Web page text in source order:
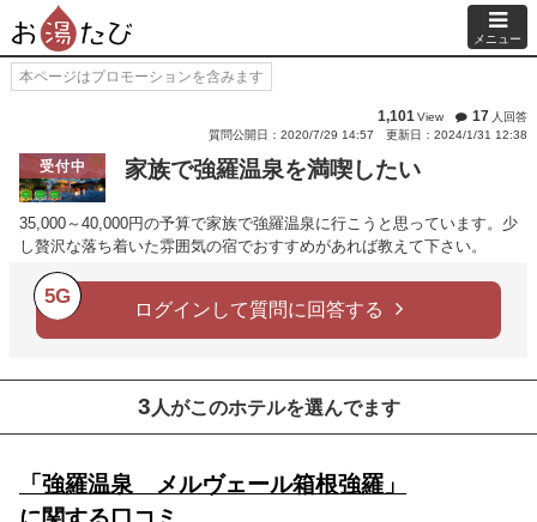
メニュー
本ページはプロモーションを含みます
1,101View 17 人回答
質問公開日：2020/7/29 14:57
更新日：2024/1/31 12:38
受付中 家族で強羅温泉を満喫したい
35,000～40,000円の予算で家族で強羅温泉に行こうと思っています。少
し贅沢な落ち着いた雰囲気の宿でおすすめがあれば教えて下さい。
5G
ログインして質問に回答する
3 人がこのホテルを選んでます
「強羅温泉 メルヴェール箱根強羅」